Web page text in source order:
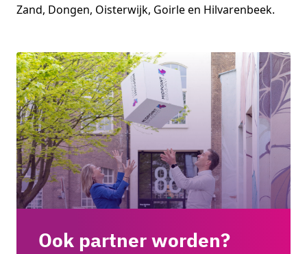
Zand, Dongen, Oisterwijk, Goirle en Hilvarenbeek.
Ook partner worden?